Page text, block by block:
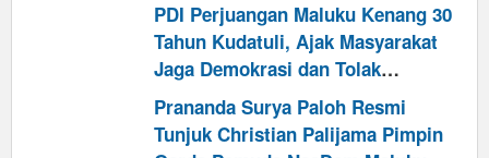
PDI Perjuangan Maluku Kenang 30
Tahun Kudatuli, Ajak Masyarakat
Jaga Demokrasi dan Tolak
Kekerasan Politik
Prananda Surya Paloh Resmi
Tunjuk Christian Palijama Pimpin